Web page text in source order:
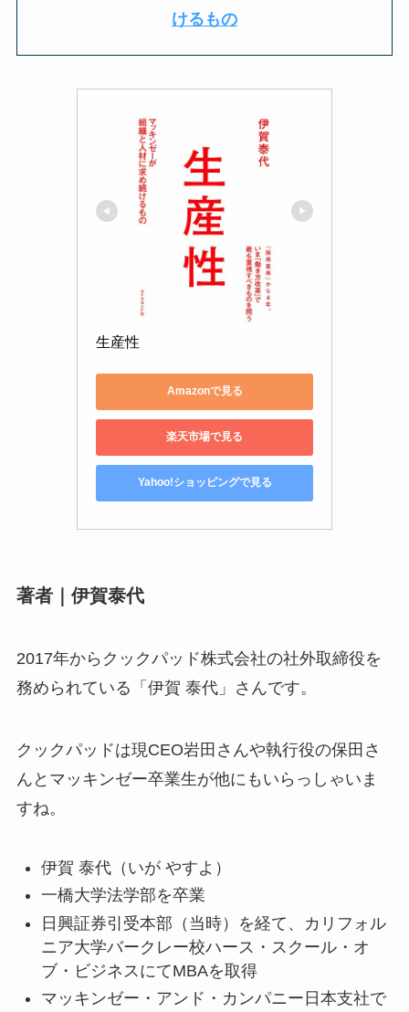
けるもの
生産性
Amazonで見る
楽天市場で見る
Yahoo!ショッピングで見る
著者｜伊賀泰代
2017年からクックパッド株式会社の社外取締役を
務められている「伊賀 泰代」さんです。
クックパッドは現CEO岩田さんや執行役の保田さ
んとマッキンゼー卒業生が他にもいらっしゃいま
すね。
伊賀 泰代（いが やすよ）
一橋大学法学部を卒業
日興証券引受本部（当時）を経て、カリフォル
ニア大学バークレー校ハース・スクール・オ
ブ・ビジネスにてMBAを取得
マッキンゼー・アンド・カンパニー日本支社で